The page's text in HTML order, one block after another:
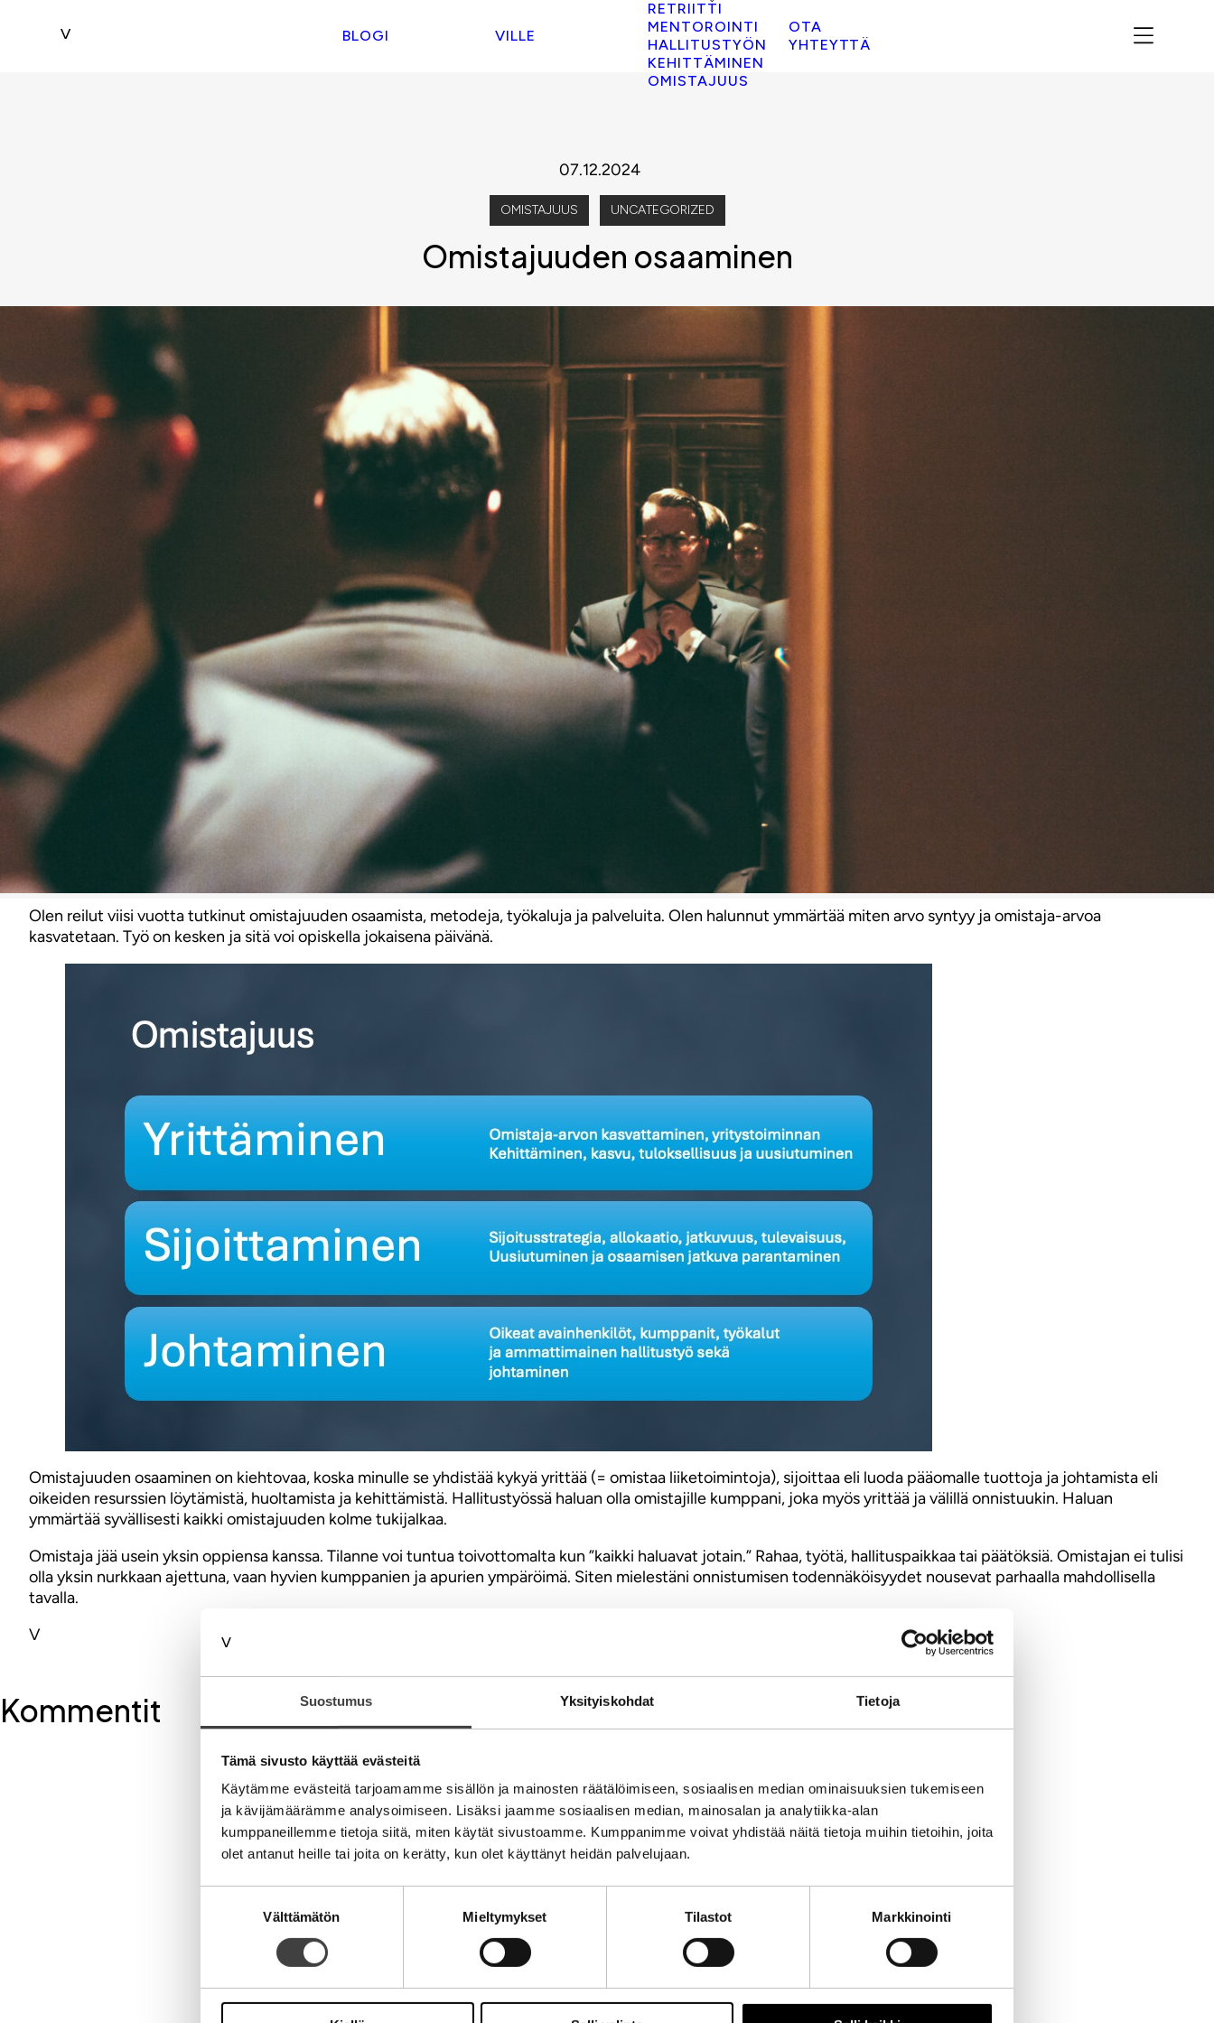
Suostumus Yksityiskohdat Tietoja
Tämä sivusto käyttää evästeitä
Käytämme evästeitä tarjoamamme sisällön ja mainosten räätälöimiseen, sosiaalisen median ominaisuuksien tukemiseen
ja kävijämäärämme analysoimiseen. Lisäksi jaamme sosiaalisen median, mainosalan ja analytiikka-alan
kumppaneillemme tietoja siitä, miten käytät sivustoamme. Kumppanimme voivat yhdistää näitä tietoja muihin tietoihin, joita
olet antanut heille tai joita on kerätty, kun olet käyttänyt heidän palvelujaan.
Välttämätön Mieltymykset Tilastot Markkinointi
BLOGI VILLE
RETRIITTI
MENTOROINTI
HALLITUSTYÖN
KEHITTÄMINEN
OMISTAJUUS
OTA
YHTEYTTÄ
07.12.2024
OMISTAJUUS UNCATEGORIZED
Omistajuuden osaaminen
Olen reilut viisi vuotta tutkinut omistajuuden osaamista, metodeja, työkaluja ja palveluita. Olen halunnut ymmärtää miten arvo syntyy ja omistaja-arvoa
kasvatetaan. Työ on kesken ja sitä voi opiskella jokaisena päivänä.
Omistajuuden osaaminen on kiehtovaa, koska minulle se yhdistää kykyä yrittää (= omistaa liiketoimintoja), sijoittaa eli luoda pääomalle tuottoja ja johtamista eli
oikeiden resurssien löytämistä, huoltamista ja kehittämistä. Hallitustyössä haluan olla omistajille kumppani, joka myös yrittää ja välillä onnistuukin. Haluan
ymmärtää syvällisesti kaikki omistajuuden kolme tukijalkaa.
Omistaja jää usein yksin oppiensa kanssa. Tilanne voi tuntua toivottomalta kun ”kaikki haluavat jotain.” Rahaa, työtä, hallituspaikkaa tai päätöksiä. Omistajan ei tulisi
olla yksin nurkkaan ajettuna, vaan hyvien kumppanien ja apurien ympäröimä. Siten mielestäni onnistumisen todennäköisyydet nousevat parhaalla mahdollisella
tavalla.
V
Kommentit
Kirjoita kommentti
Aihe